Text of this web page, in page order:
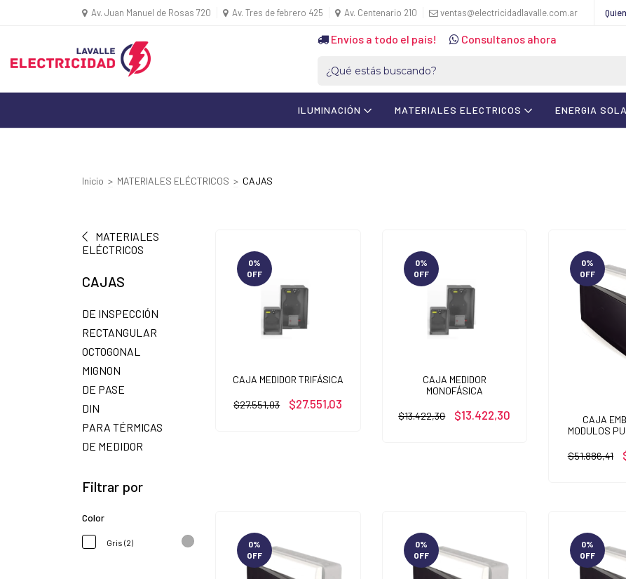
Av. Juan Manuel de Rosas 720 Av. Tres de febrero 425 Av. Centenario 210 ventas@electricidadlavalle.com.ar
Envíos a todo el país! Consultanos ahora
ILUMINACIÓN MATERIALES ELECTRICOS ENERGIA
Inicio > MATERIALES ELÉCTRICOS > CAJAS
MATERIALES
ELÉCTRICOS
CAJAS
DE INSPECCIÓN
RECTANGULAR
OCTOGONAL
MIGNON
DE PASE
DIN
PARA TÉRMICAS
DE MEDIDOR
Filtrar por
Color
Gris (2)
0%
OFF
CAJA MEDIDOR TRIFÁSICA
$27.551,03 $27.551,03
0%
OFF
CAJA MEDIDOR
MONOFÁSICA
$13.422,30 $13.422,30
0%
OFF
CAJA
MODULOS
$51.886,41
0%
OFF
0%
OFF
0%
OFF